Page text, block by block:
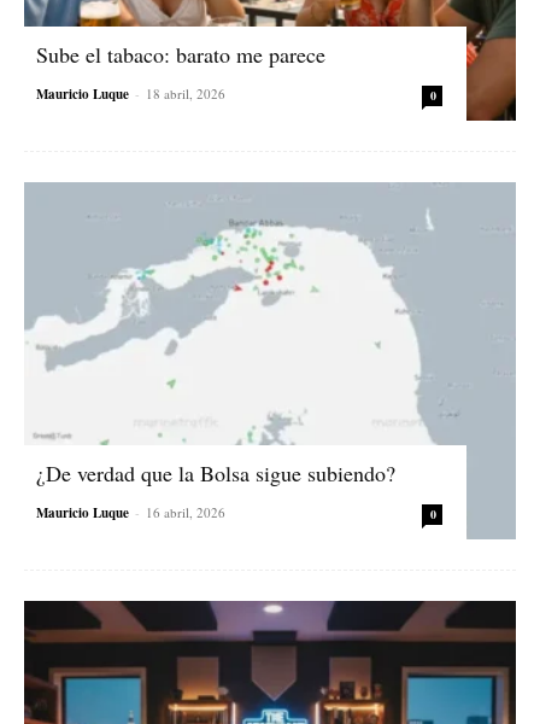
Sube el tabaco: barato me parece
Mauricio Luque - 18 abril, 2026 0
¿De verdad que la Bolsa sigue subiendo?
Mauricio Luque - 16 abril, 2026 0